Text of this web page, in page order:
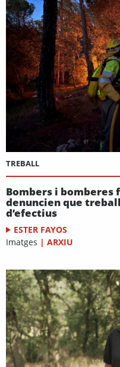
TREBALL
Bombers i bomberes
denuncien que
d’efectius
ESTER FAYOS
Imatges | ARXIU